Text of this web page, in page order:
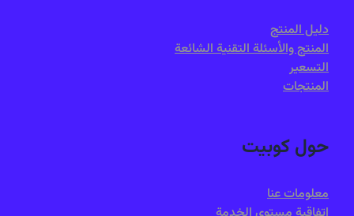
دليل المنتج
المنتج والأسئلة التقنية الشائعة
التسعير
المنتجات
حول كوبيت
معلومات عنا